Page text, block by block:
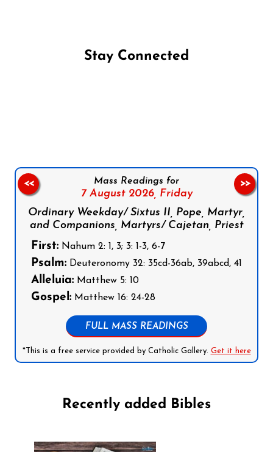
Stay Connected
Mass Readings for
7 August 2026, Friday
Ordinary Weekday/ Sixtus II, Pope, Martyr,
and Companions, Martyrs/ Cajetan, Priest
First: Nahum 2: 1, 3; 3: 1-3, 6-7
Psalm: Deuteronomy 32: 35cd-36ab, 39abcd, 41
Alleluia: Matthew 5: 10
Gospel: Matthew 16: 24-28
FULL MASS READINGS
*This is a free service provided by Catholic Gallery. Get it here
<< >>
Recently added Bibles